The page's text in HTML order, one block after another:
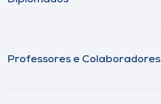
Professores e Colaboradores